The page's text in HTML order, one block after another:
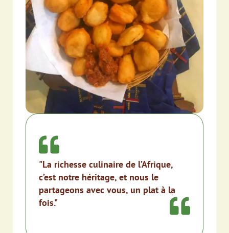
"La richesse culinaire de l’Afrique,
c’est notre héritage, et nous le
partageons avec vous, un plat à la
fois."